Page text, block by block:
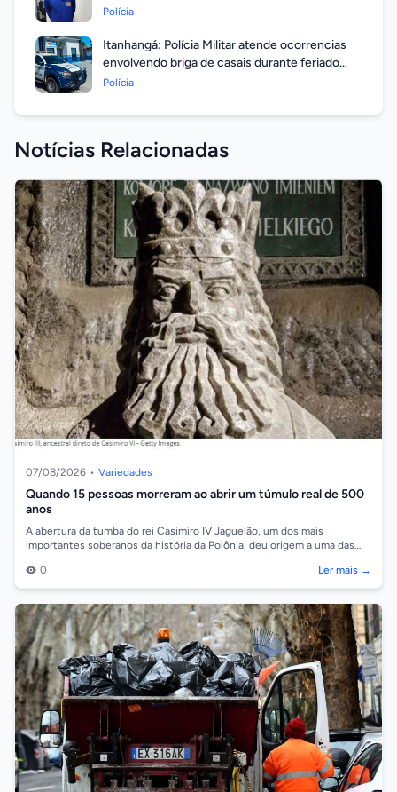
em aberto por homicídio
Polícia
Itanhangá: Polícia Militar atende ocorrencias
envolvendo briga de casais durante feriado
prolongado
Polícia
Notícias Relacionadas
07/08/2026 • Variedades
Quando 15 pessoas morreram ao abrir um túmulo real de 500
anos
A abertura da tumba do rei Casimiro IV Jaguelão, um dos mais
importantes soberanos da história da Polônia, deu origem a uma das
0
Ler mais →